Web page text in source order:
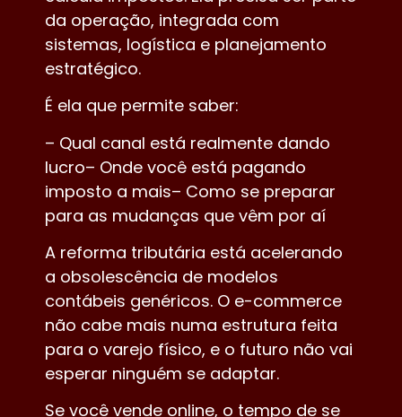
da operação, integrada com
sistemas, logística e planejamento
estratégico.
É ela que permite saber:
– Qual canal está realmente dando
lucro– Onde você está pagando
imposto a mais– Como se preparar
para as mudanças que vêm por aí
A reforma tributária está acelerando
a obsolescência de modelos
contábeis genéricos. O e-commerce
não cabe mais numa estrutura feita
para o varejo físico, e o futuro não vai
esperar ninguém se adaptar.
Se você vende online, o tempo de se